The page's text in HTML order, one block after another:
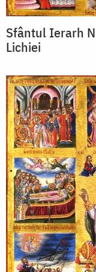
Sfântul Ierarh
Lichiei